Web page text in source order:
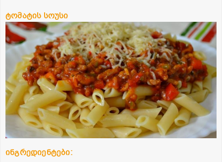
ტომატის სოუსი
ინგრედიენტები: